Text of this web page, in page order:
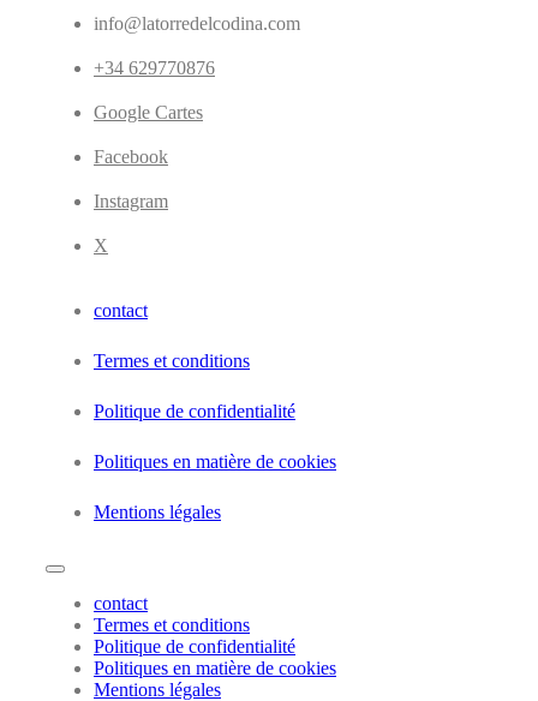
info@latorredelcodina.com
+34 629770876
Google Cartes
Facebook
Instagram
X
contact
Termes et conditions
Politique de confidentialité
Politiques en matière de cookies
Mentions légales
contact
Termes et conditions
Politique de confidentialité
Politiques en matière de cookies
Mentions légales